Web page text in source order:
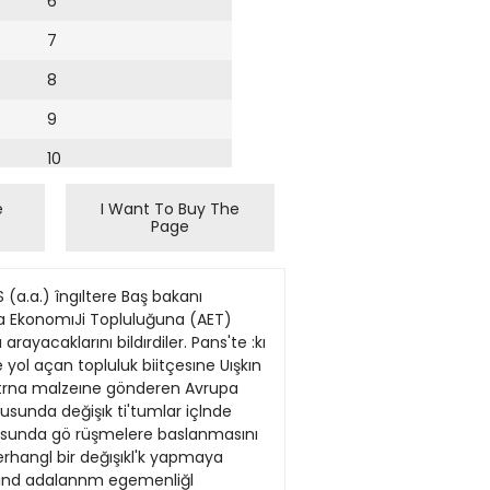
7
8
9
10
I Want To Buy The
Page
B Ingiltere ve Arjantln bfibttmetlerl mümkiin olan en kısa sttrede tiraraya gelerek Falkland (Malvinas) adalannm bağunsulığım göni^melldlr. • BM Genel Sekreterl, bn karar tasarısı çerçevesinde taraflann bir görüşme sağla>abilmesi için yardımcı olmalıdır. • Genel Sekreter, bir sonraki genel kurula gellşmelerle üSfll bir rapor sunmahdır. • Bir sonraki genel knrnlda konu «Falkland (Malvinas) ao> num> başlığı altmda yeniden görüşülmelidlr. ABD, IsraiVin yeni yerlesim merkezi kurma kararını kınadı ABD secimleri Hollanda'da merkezsag koalisyon göreve basladı Dış Haberler Servisi Hollanda'nın yeni merkezsag kualisyon hükümeti. 43 yaşındaki Ruud Lubers'ln Başbakanlıgında dün resmen göreve başladı. Ülkenln en genç Başbakanı olan Hırlstlyan Demokrat Lubbers'e ekonomiyi canlandırma ve Işsizliği önleme konularında tam yetki verildi. Hollanda Kraliçesl Beatrlks'ln katıldıgı törenle göreve başlayan merkezsağ koallsyonda 14 Bakan bulunuyor. Yenl hökümet savas sonrasının 19. hukümetl. HUkUmetln programında ekonominin canlandırılması ve Işsizllğin önüne geçilmes) çözülmesi gereken başlıca sorunlar olarak yer alıyor Sanayi üretimin artırılması ve bütçe açığının kanatıiması rîa hflkdmPt'n uğraşacağı sorunlar arasmda. Program ücret ve flyatların dondurulmasını, hükü met harcamalarının azaltılmasmı da öngörüyor. Gonzalez: Generalîn öldüriilmesi teröristlerin provokasyonudur Baskan Reagan'ın konustuğu yerlerde partisi kaybetti WASHİNGTON (Ajanslar) ABD'de yapılan ara seçımlerde, Başkan Reagan'ın kendi partisinin adayları nı desteklemek için yaptığı seçlm geztsinin başarılı olmadığı görüldü. Cumhuriyetçi Partl adaylarmı desteklemek İçin 17 eyaletl gezlp seçim konuşmaları yapan Reagan, bu bölgelerdeki 37 adaydan 19'unun kay betmesİDİ önleyemedl. Reagan'ın seçim konuşmalarıyla desteklediği adaylardan yalnız 17'sl seçlml kazanmayı başardı. Bir Beyaz Saray danışmanı, genelde ABD Başkanlarınm desteklediği adaylann daha avantajh olduğunu belirtiyor. Beyaz Saray Bas